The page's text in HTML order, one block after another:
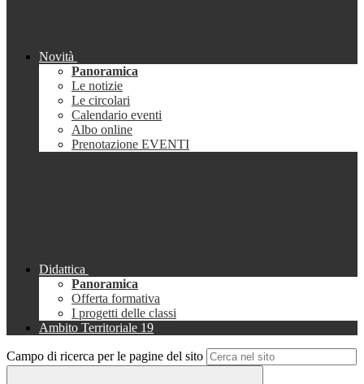
Novità
Panoramica
Le notizie
Le circolari
Calendario eventi
Albo online
Prenotazione EVENTI
Didattica
Panoramica
Offerta formativa
I progetti delle classi
Ambito Territoriale 19
Campo di ricerca per le pagine del sito